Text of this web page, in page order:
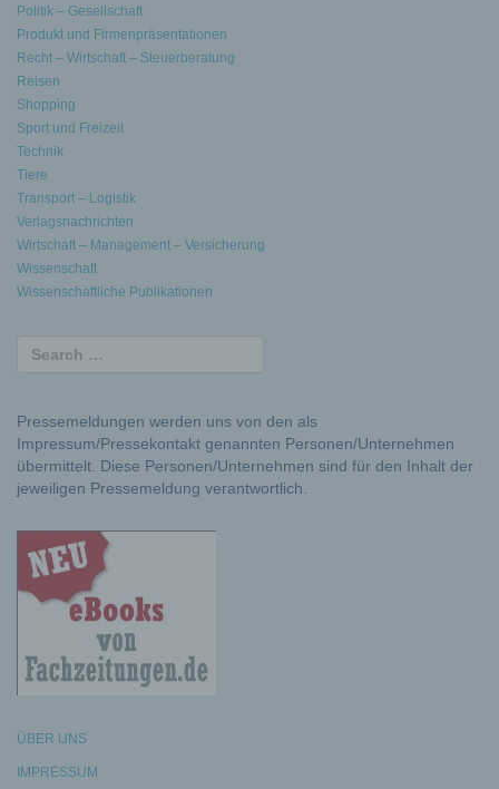
Politik – Gesellschaft
Produkt und Firmenpräsentationen
Recht – Wirtschaft – Steuerberatung
Reisen
Shopping
Sport und Freizeit
Technik
Tiere
Transport – Logistik
Verlagsnachrichten
Wirtschaft – Management – Versicherung
Wissenschaft
Wissenschaftliche Publikationen
Pressemeldungen werden uns von den als
Impressum/Pressekontakt genannten Personen/Unternehmen
übermittelt. Diese Personen/Unternehmen sind für den Inhalt der
jeweiligen Pressemeldung verantwortlich.
ÜBER UNS
IMPRESSUM